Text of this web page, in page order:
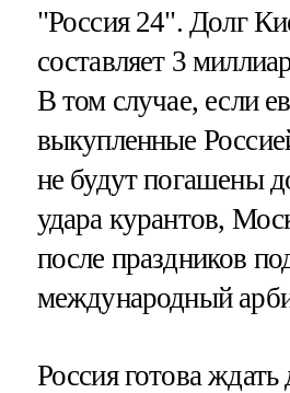
"Россия 24". Долг
составляет 3
В том случае, если
выкупленные
не будут погашены
удара курантов,
после праздников
международный
Россия готова ждать